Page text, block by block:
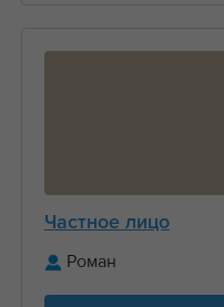
Частное лицо
Роман